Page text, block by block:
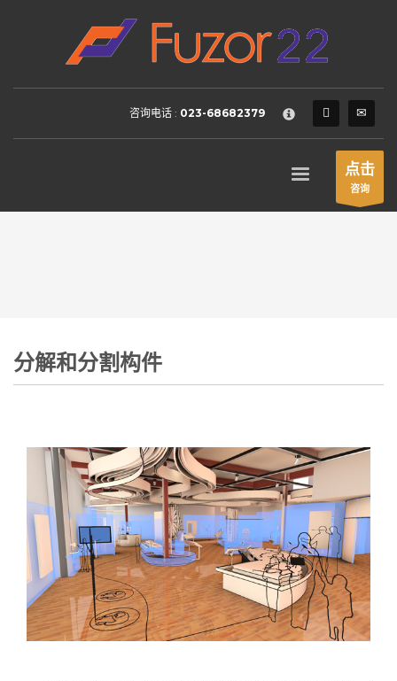
HOW TO SHOP
Login or create new account.
2 Review your order.
FREEshipment
If you still have problems, please let us know, by sending an
SHOWROOM HOURS
咨询电话 : 023-68682379
点击
咨询
分解和分割构件